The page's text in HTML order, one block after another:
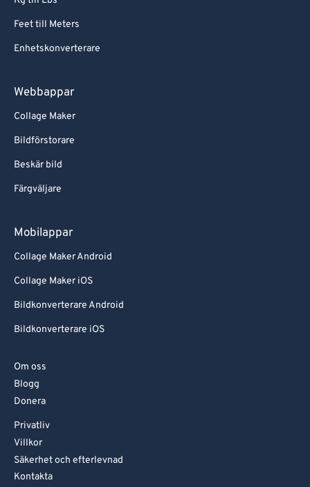
Feet till Meters
Enhetskonverterare
Webbappar
Collage Maker
Bildförstorare
Beskär bild
Färgväljare
Mobilappar
Collage Maker Android
Collage Maker iOS
Bildkonverterare Android
Bildkonverterare iOS
Om oss
Blogg
Donera
Privatliv
Villkor
Säkerhet och efterlevnad
Kontakta